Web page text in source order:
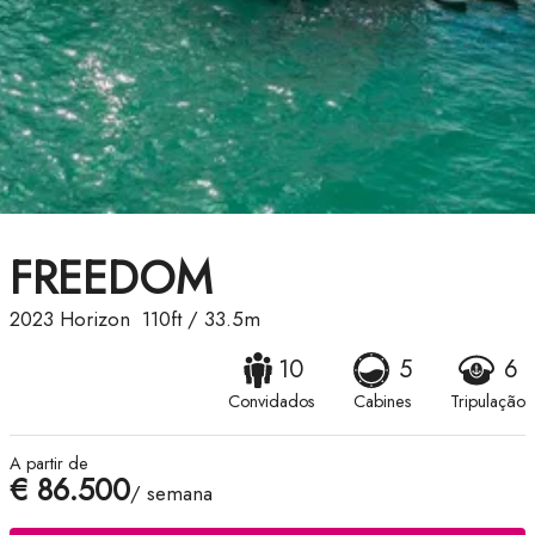
FREEDOM
2023 Horizon 110ft/ 33.5m
10
Convidados
5
Cabines
6
Tripulação
A partir de
€ 86.500/ semana